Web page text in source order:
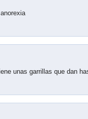
unas garrillas que dan